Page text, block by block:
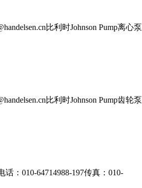
比利时Johnson Pump离心泵
比利时Johnson Pump齿轮泵
：010-64714988-197传真：010-